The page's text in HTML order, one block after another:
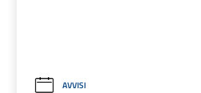
AVVISI